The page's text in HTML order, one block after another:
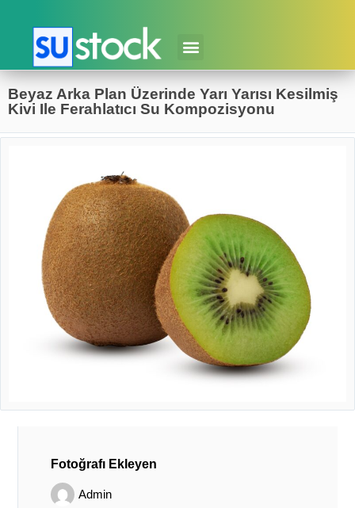
Beyaz Arka Plan Üzerinde Yarı Yarısı Kesilmiş
Kivi Ile Ferahlatıcı Su Kompozisyonu
Fotoğrafı Ekleyen
Admin